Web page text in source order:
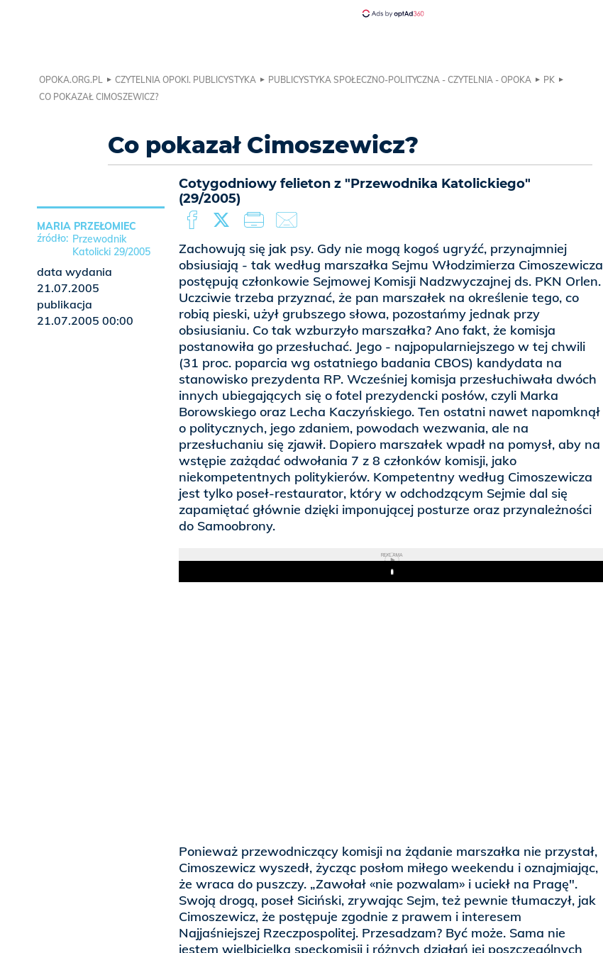
OPOKA.ORG.PL CZYTELNIA OPOKI. PUBLICYSTYKA PUBLICYSTYKA SPOŁECZNO-POLITYCZNA - CZYTELNIA - OPOKA
PK
CO POKAZAŁ CIMOSZEWICZ?
Co pokazał Cimoszewicz?
Cotygodniowy felieton z "Przewodnika Katolickiego"
(29/2005)
Zachowują się jak psy. Gdy nie mogą kogoś ugryźć, przynajmniej
obsiusiają - tak według marszałka Sejmu Włodzimierza Cimoszewicza
postępują członkowie Sejmowej Komisji Nadzwyczajnej ds. PKN Orlen.
Uczciwie trzeba przyznać, że pan marszałek na określenie tego, co
robią pieski, użył grubszego słowa, pozostańmy jednak przy
obsiusianiu. Co tak wzburzyło marszałka? Ano fakt, że komisja
postanowiła go przesłuchać. Jego - najpopularniejszego w tej chwili
(31 proc. poparcia wg ostatniego badania CBOS) kandydata na
stanowisko prezydenta RP. Wcześniej komisja przesłuchiwała dwóch
innych ubiegających się o fotel prezydencki posłów, czyli Marka
Borowskiego oraz Lecha Kaczyńskiego. Ten ostatni nawet napomknął
o politycznych, jego zdaniem, powodach wezwania, ale na
przesłuchaniu się zjawił. Dopiero marszałek wpadł na pomysł, aby na
wstępie zażądać odwołania 7 z 8 członków komisji, jako
niekompetentnych politykierów. Kompetentny według Cimoszewicza
jest tylko poseł-restaurator, który w odchodzącym Sejmie dal się
zapamiętać głównie dzięki imponującej posturze oraz przynależności
do Samoobrony.
REKLAMA
Play
Ponieważ przewodniczący komisji na żądanie marszałka nie przystał,
Cimoszewicz wyszedł, życząc posłom miłego weekendu i oznajmiając,
że wraca do puszczy. „Zawołał «nie pozwalam» i uciekł na Pragę".
Swoją drogą, poseł Siciński, zrywając Sejm, też pewnie tłumaczył, jak
Cimoszewicz, że postępuje zgodnie z prawem i interesem
Najjaśniejszej Rzeczpospolitej. Przesadzam? Być może. Sama nie
jestem wielbicielką speckomisji i różnych działań jej poszczególnych
MARIA PRZEŁOMIEC
Przewodnik
Katolicki 29/2005
data wydania
21.07.2005
publikacja
21.07.2005 00:00